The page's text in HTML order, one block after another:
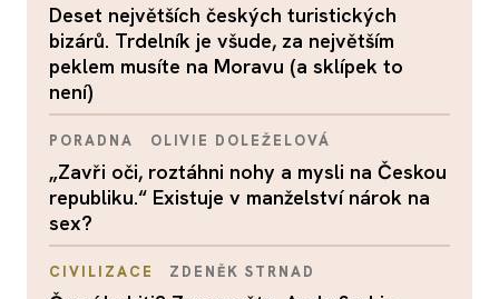
Deset největších českých turistických
bizárů. Trdelník je všude, za největším
peklem musíte na Moravu (a sklípek to
není)
PORADNA OLIVIE DOLEŽELOVÁ
„Zavři oči, roztáhni nohy a mysli na Českou
republiku.“ Existuje v manželství nárok na
sex?
CIVILIZACE ZDENĚK STRNAD